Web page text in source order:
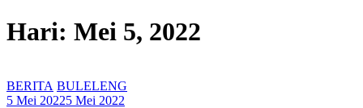
Hari: Mei 5, 2022
BERITA BULELENG
5 Mei 20225 Mei 2022